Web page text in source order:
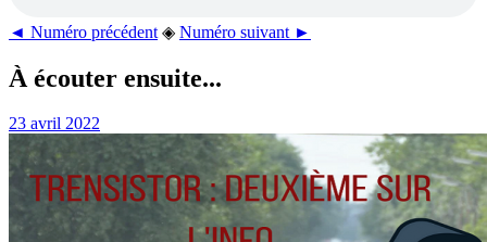
◄ Numéro précédent ◈ Numéro suivant ►
À écouter ensuite...
23 avril 2022